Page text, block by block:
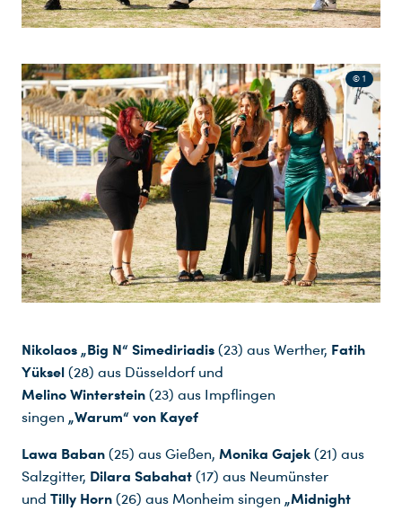
© 1
Nikolaos „Big N“ Simediriadis (23) aus Werther, Fatih
Yüksel (28) aus Düsseldorf und
Melino Winterstein (23) aus Impflingen
singen „Warum“ von Kayef
Lawa Baban (25) aus Gießen, Monika Gajek (21) aus
Salzgitter, Dilara Sabahat (17) aus Neumünster
und Tilly Horn (26) aus Monheim singen „Midnight